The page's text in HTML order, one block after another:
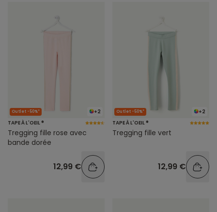
+2
Outlet -50%*
TAPE À L'OEIL ®
Tregging fille rose avec
bande dorée
12,99 €
+2
Outlet -50%*
TAPE À L'OEIL ®
Tregging fille vert
12,99 €